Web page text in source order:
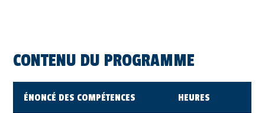
CONTENU DU PROGRAMME
ÉNONCÉ DES COMPÉTENCES HEURES